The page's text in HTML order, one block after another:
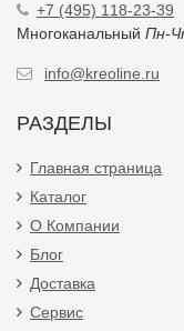
+7 (495) 118-23-39
Многоканальный Пн-
info@kreoline.ru
РАЗДЕЛЫ
Главная страница
Каталог
О Компании
Блог
Доставка
Сервис